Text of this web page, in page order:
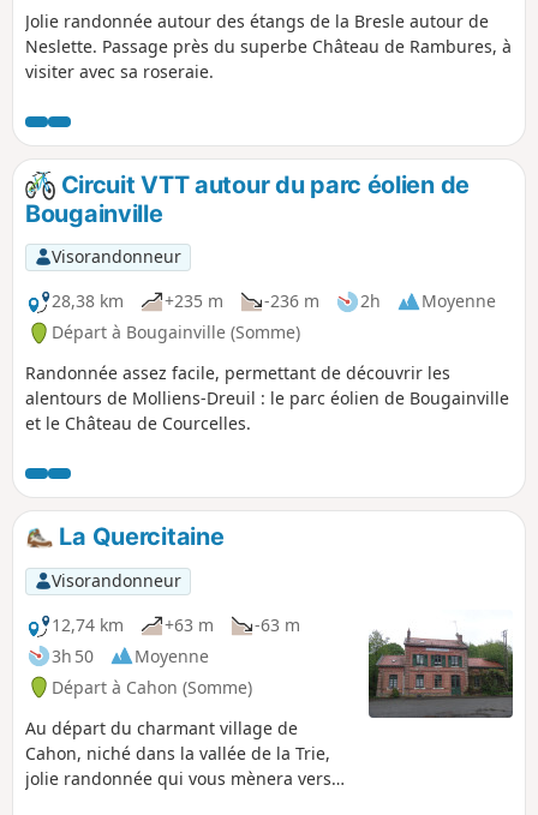
Jolie randonnée autour des étangs de la Bresle autour de
Neslette. Passage près du superbe Château de Rambures, à
visiter avec sa roseraie.
Circuit VTT autour du parc éolien de
Bougainville
Visorandonneur
28,38 km
+235 m -236 m 2h
Moyenne
Départ à Bougainville (Somme)
Randonnée assez facile, permettant de découvrir les
alentours de Molliens-Dreuil : le parc éolien de Bougainville
et le Château de Courcelles.
La Quercitaine
Visorandonneur
12,74 km
+63 m
-63 m
3h 50
Moyenne
Départ à Cahon (Somme)
Au départ du charmant village de
Cahon, niché dans la vallée de la Trie,
jolie randonnée qui vous mènera vers